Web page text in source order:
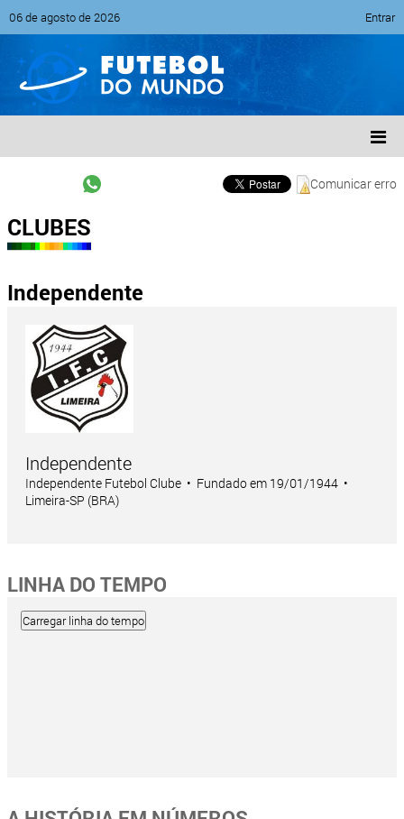
06 de agosto de 2026 Entrar
Comunicar erro
CLUBES
Independente
Independente
Independente Futebol Clube • Fundado em 19/01/1944 •
Limeira-SP (BRA)
LINHA DO TEMPO